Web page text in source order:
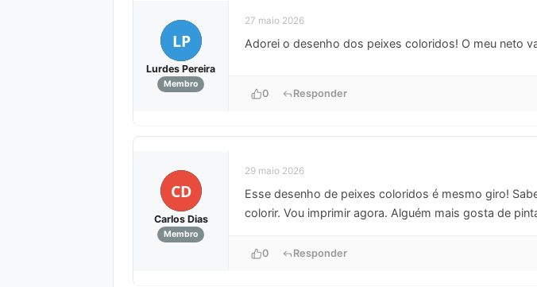
LP
Lurdes Pereira
Membro
27 maio 2026
Adorei o desenho dos peixes coloridos! O meu neto
0 Responder
CD
Carlos Dias
Membro
29 maio 2026
Esse desenho de peixes coloridos é mesmo giro!
colorir. Vou imprimir agora. Alguém mais gosta de
0 Responder